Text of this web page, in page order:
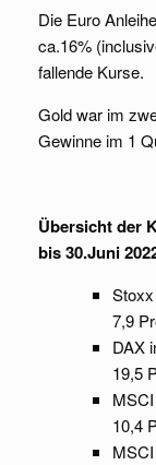
Die Euro
ca.16%
fallende Kurse.
Gold war im
Gewinne im 1
Übersicht der
bis 30.Juni
7,9
19,5
10,4